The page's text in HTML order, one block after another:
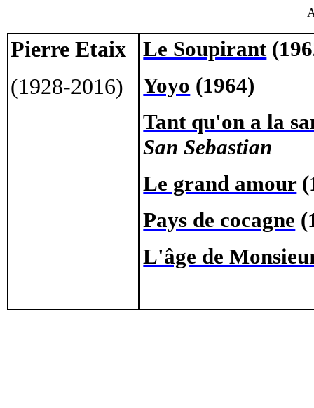
Pierre Etaix
(1928-2016)
Le Soupirant
Yoyo (1964)
Tant qu'on a la
San Sebastian
Le grand amour
Pays de cocagne
L'âge de